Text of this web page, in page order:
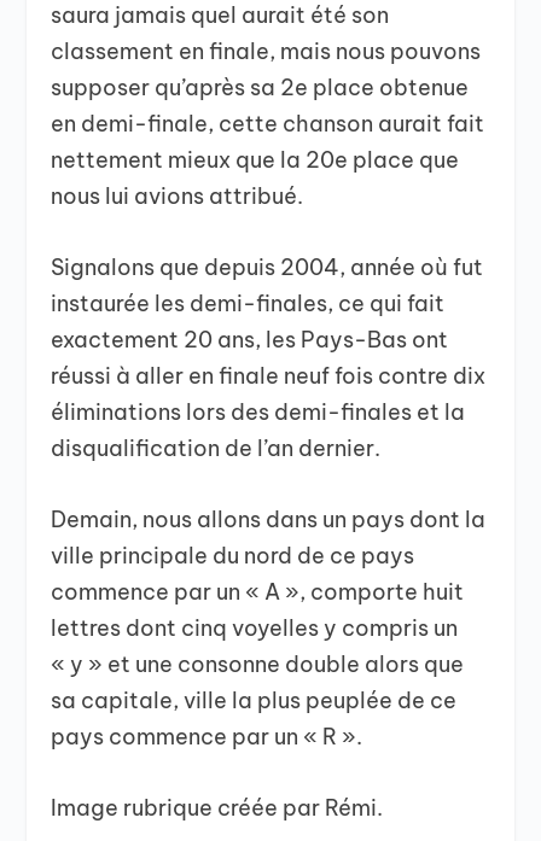
saura jamais quel aurait été son
classement en finale, mais nous pouvons
supposer qu’après sa 2e place obtenue
en demi-finale, cette chanson aurait fait
nettement mieux que la 20e place que
nous lui avions attribué.
Signalons que depuis 2004, année où fut
instaurée les demi-finales, ce qui fait
exactement 20 ans, les Pays-Bas ont
réussi à aller en finale neuf fois contre dix
éliminations lors des demi-finales et la
disqualification de l’an dernier.
Demain, nous allons dans un pays dont la
ville principale du nord de ce pays
commence par un « A », comporte huit
lettres dont cinq voyelles y compris un
« y » et une consonne double alors que
sa capitale, ville la plus peuplée de ce
pays commence par un « R ».
Image rubrique créée par Rémi.